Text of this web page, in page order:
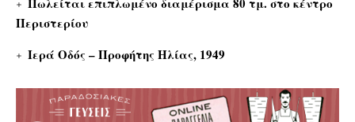
Περιστερίου
Ιερά Οδός – Προφήτης Ηλίας, 1949